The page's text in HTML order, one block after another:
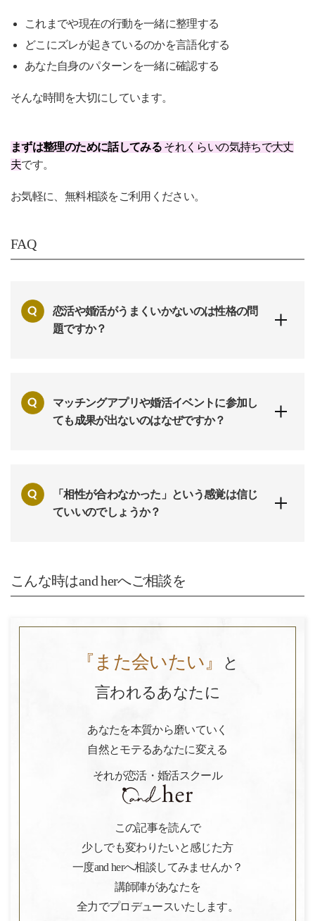
これまでや現在の行動を一緒に整理する
どこにズレが起きているのかを言語化する
あなた自身のパターンを一緒に確認する
そんな時間を大切にしています。
まずは整理のために話してみる それくらいの気持ちで大丈
夫です。
お気軽に、無料相談をご利用ください。
FAQ
恋活や婚活がうまくいかないのは性格の問
題ですか？
マッチングアプリや婚活イベントに参加し
ても成果が出ないのはなぜですか？
「相性が合わなかった」という感覚は信じ
ていいのでしょうか？
こんな時はand herへご相談を
『また会いたい』
と
言われるあなたに
あなたを本質から磨いていく
自然とモテるあなたに変える
それが恋活・婚活スクール
この記事を読んで
少しでも変わりたいと感じた方
一度and herへ相談してみませんか？
講師陣があなたを
全力でプロデュースいたします。